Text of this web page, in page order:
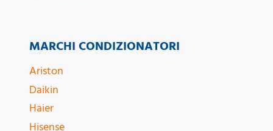
MARCHI CONDIZIONATORI
Ariston
Daikin
Haier
Hisense